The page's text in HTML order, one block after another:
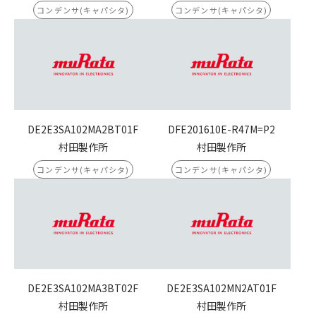
コンデンサ(キャパシタ) コンデンサ(キャパシタ)
DE2E3SA102MA2BT01F
村田製作所
コンデンサ(キャパシタ)
DFE201610E-R47M=P2
村田製作所
コンデンサ(キャパシタ)
DE2E3SA102MA3BT02F
村田製作所
DE2E3SA102MN2AT01F
村田製作所